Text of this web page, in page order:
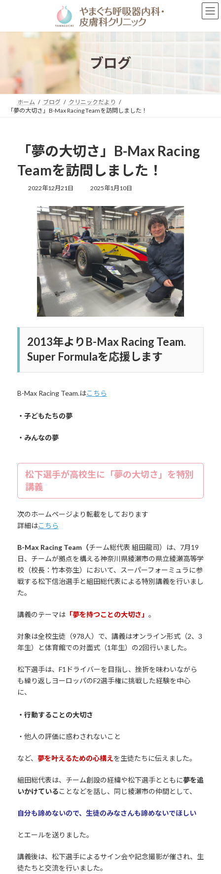
ン
プ
ー
動
ブログ
ホーム ブログ
クリニックだより
「夢の大切さ」B-Max Racing Teamを訪問しました！
「夢の大切さ」B-Max Racing
Teamを訪問しました！
2022年12月21日
最
更
新
日
時
:
2025年1月10日
2013年よりB-Max Racing Team.
Super Formulaを応援します
B-Max Racing Team.はこちら
・子どもたちの夢
・みんなの夢
松下選手が高校生に「夢の大切さ」を特別
講義
次のホームページより転載をしております
詳細はこちら
B-Max Racing Team（チーム総代表 組田龍司）は、7月19
日、チームが拠点を構える神奈川県綾瀬市の県立綾瀬高等学
校（校長：竹本弥生）において、スーパーフォーミュラに参
戦する松下信治選手と組田総代表による特別講義を行いまし
た。
講義のテーマは「夢を持つことの大切さ」 。
対象は全校生徒（978人）で、講義はオンライン形式（2、3
年生）と体育館での対面式（1年生）の2回行いました。
松下選手は、F1ドライバーを目指し、挫折を味わいながら
も繰り返しヨーロッパのF2選手権に挑戦した経験を中心
に、
・行動することの大切さ
・他人の評価に惑わされないこと
など、 夢を叶えるための心構えを生徒たちに伝えました。
組田総代表は、チーム創設の経緯や松下選手とともに夢を追
いかけていることなどを話し、同じ綾瀬市の仲間として、
自分も諦めないので、生徒のみなさんも諦めないでほしい
とエールを送りました。
講義後は、松下選手によるサイン会や記念撮影が催され、生
徒たちと交流を行いました。